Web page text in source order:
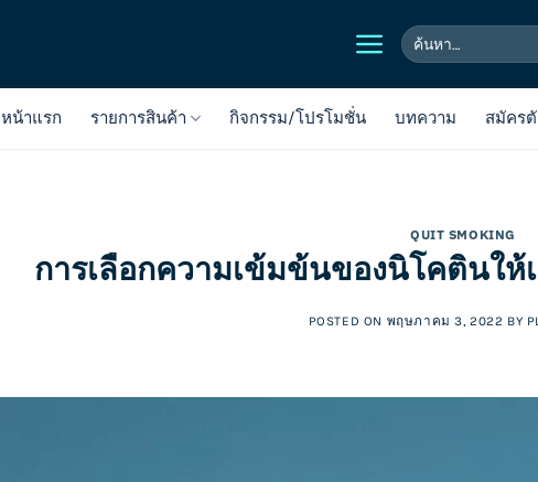
ค้นหา:
หน้าแรก รายการสินค้า กิจกรรม/โปรโมชั่น บทความ สมัคร
QUIT SMOKING
การเลือกความเข้มข้นของนิโคตินใ
POSTED ON พฤษภาคม 3, 2022 BY